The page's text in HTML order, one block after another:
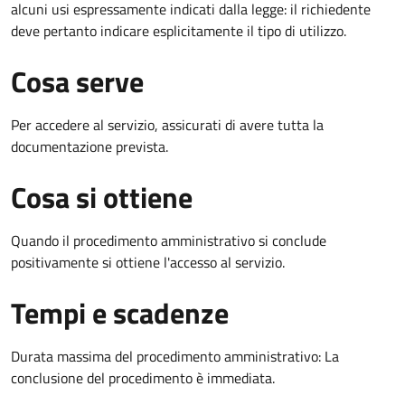
alcuni usi espressamente indicati dalla legge: il richiedente
deve pertanto indicare esplicitamente il tipo di utilizzo.
Cosa serve
Per accedere al servizio, assicurati di avere tutta la
documentazione prevista.
Cosa si ottiene
Quando il procedimento amministrativo si conclude
positivamente si ottiene l'accesso al servizio.
Tempi e scadenze
Durata massima del procedimento amministrativo: La
conclusione del procedimento è immediata.